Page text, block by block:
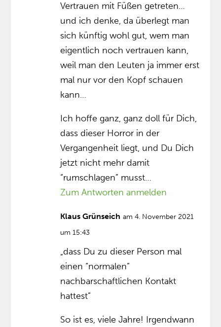
Vertrauen mit Füßen getreten…
und ich denke, da überlegt man
sich künftig wohl gut, wem man
eigentlich noch vertrauen kann,
weil man den Leuten ja immer erst
mal nur vor den Kopf schauen
kann…
Ich hoffe ganz, ganz doll für Dich,
dass dieser Horror in der
Vergangenheit liegt, und Du Dich
jetzt nicht mehr damit
“rumschlagen” musst…
Zum Antworten anmelden
Klaus Grünseich am 4. November 2021
um 15:43
„dass Du zu dieser Person mal
einen “normalen”
nachbarschaftlichen Kontakt
hattest”
So ist es, viele Jahre! Irgendwann